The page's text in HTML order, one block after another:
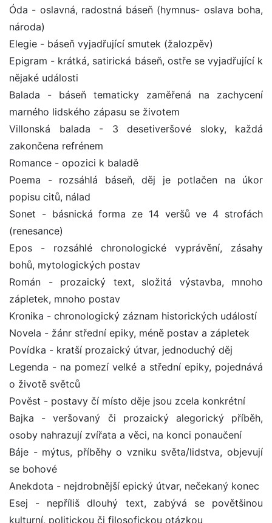
Óda - oslavná, radostná báseň (hymnus- oslava boha,
národa)
Elegie - báseň vyjadřující smutek (žalozpěv)
Epigram - krátká, satirická báseň, ostře se vyjadřující k
nějaké události
Balada - báseň tematicky zaměřená na zachycení
marného lidského zápasu se životem
Villonská balada - 3 desetiveršové sloky, každá
zakončena refrénem
Romance - opozici k baladě
Poema - rozsáhlá báseň, děj je potlačen na úkor
popisu citů, nálad
Sonet - básnická forma ze 14 veršů ve 4 strofách
(renesance)
Epos - rozsáhlé chronologické vyprávění, zásahy
bohů, mytologických postav
Román - prozaický text, složitá výstavba, mnoho
zápletek, mnoho postav
Kronika - chronologický záznam historických událostí
Novela - žánr střední epiky, méně postav a zápletek
Povídka - kratší prozaický útvar, jednoduchý děj
Legenda - na pomezí velké a střední epiky, pojednává
o životě světců
Pověst - postavy čí místo děje jsou zcela konkrétní
Bajka - veršovaný či prozaický alegorický příběh,
osoby nahrazují zvířata a věci, na konci ponaučení
Báje - mýtus, příběhy o vzniku světa/lidstva, objevují
se bohové
Anekdota - nejdrobnější epický útvar, nečekaný konec
Esej - nepříliš dlouhý text, zabývá se povětšinou
kulturní, politickou či filosofickou otázkou